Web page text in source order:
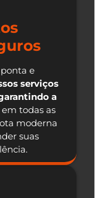
e
serviços
a
todas as
moderna
suas